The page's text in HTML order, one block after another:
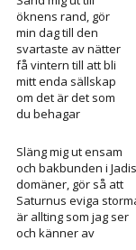
öknens rand, gör
min dag till den
svartaste av nätter
få vintern till att bli
mitt enda sällskap
om det är det som
du behagar
Släng mig ut ensam
och bakbunden i Jadis
domäner, gör så att
Saturnus eviga
är allting som jag ser
och känner av